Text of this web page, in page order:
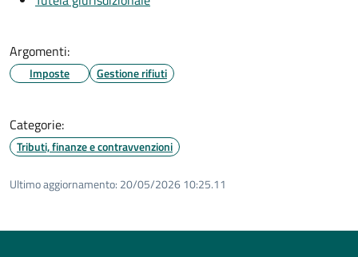
Argomenti:
Imposte Gestione rifiuti
Categorie:
Tributi, finanze e contravvenzioni
Ultimo aggiornamento: 20/05/2026 10:25.11